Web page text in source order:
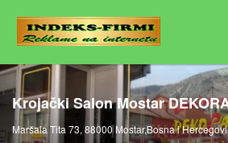
Krojački Salon Mostar
Maršala Tita 73, 88000 Mostar,Bosna i